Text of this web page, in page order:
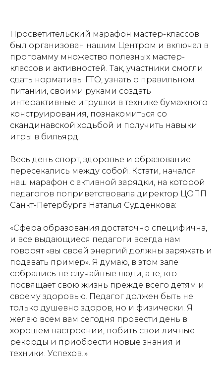
Просветительский марафон мастер-классов
был организован нашим Центром и включал в
программу множество полезных мастер-
классов и активностей. Так, участники смогли
сдать нормативы ГТО, узнать о правильном
питании, своими руками создать
интерактивные игрушки в технике бумажного
конструирования, познакомиться со
скандинавской ходьбой и получить навыки
игры в бильярд.
Весь день спорт, здоровье и образование
пересекались между собой. Кстати, начался
наш марафон с активной зарядки, на которой
педагогов поприветствовала директор ЦОПП
Санкт-Петербурга Наталья Судденкова:
«Сфера образования достаточно специфична,
и все выдающиеся педагоги всегда нам
говорят «вы своей энергий должны заряжать и
подавать пример». Я думаю, в этом зале
собрались не случайные люди, а те, кто
посвящает свою жизнь прежде всего детям и
своему здоровью. Педагог должен быть не
только душевно здоров, но и физически. Я
желаю всем вам сегодня провести день в
хорошем настроении, побить свои личные
рекорды и приобрести новые знания и
техники. Успехов!»